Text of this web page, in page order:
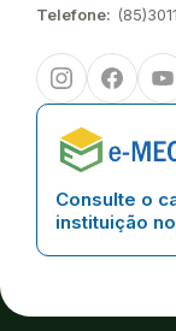
Telefone:
Instagram
Consulte o
instituição